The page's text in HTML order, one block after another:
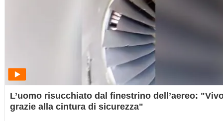
L’uomo risucchiato dal finestrino dell’aereo:
grazie alla cintura di sicurezza"